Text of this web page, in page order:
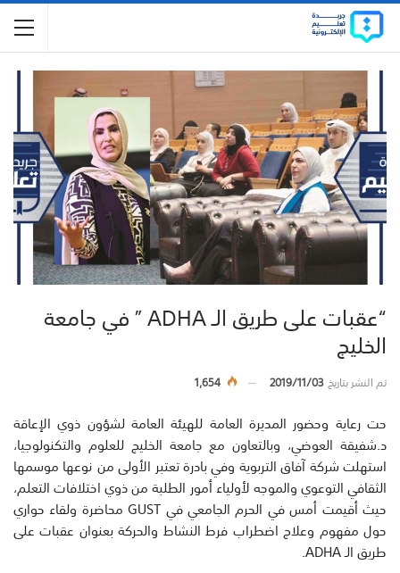
“عقبات على طريق الـ ADHA ” في جامعة
الخليج
تم النشر بتاريخ2019/11/03
1,654
حت رعاية وحضور المديرة العامة للهيئة العامة لشؤون ذوي الإعاقة
د.شفيقة العوضي، وبالتعاون مع جامعة الخليج للعلوم والتكنولوجيا،
استهلت شركة آفاق التربوية وفي بادرة تعتبر الأولى من نوعها موسمها
الثقافي التوعوي والموجه لأولياء أمور الطلبة من ذوي اختلافات التعلم،
حيث أقيمت أمس في الحرم الجامعي في GUST محاضرة ولقاء حواري
حول مفهوم وعلاج اضطراب فرط النشاط والحركة بعنوان عقبات على
طريق الـ ADHA.